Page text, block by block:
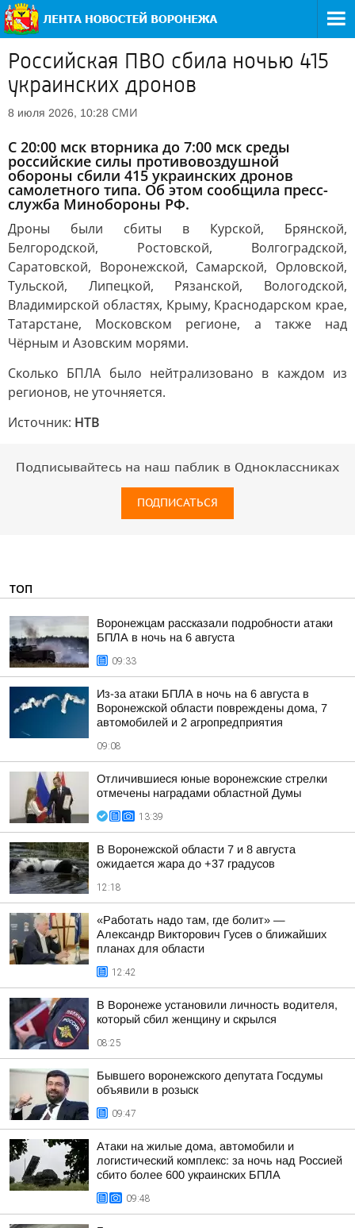
Российская ПВО сбила ночью 415
украинских дронов
8 июля 2026, 10:28 СМИ
С 20:00 мск вторника до 7:00 мск среды
российские силы противовоздушной
обороны сбили 415 украинских дронов
самолетного типа. Об этом сообщила пресс-
служба Минобороны РФ.
Дроны были сбиты в Курской, Брянской,
Белгородской, Ростовской, Волгоградской,
Саратовской, Воронежской, Самарской, Орловской,
Тульской, Липецкой, Рязанской, Вологодской,
Владимирской областях, Крыму, Краснодарском крае,
Татарстане, Московском регионе, а также над
Чёрным и Азовским морями.
Сколько БПЛА было нейтрализовано в каждом из
регионов, не уточняется.
Источник: НТВ
Подписывайтесь на наш паблик в Одноклассниках
ПОДПИСАТЬСЯ
ТОП
Воронежцам рассказали подробности атаки
БПЛА в ночь на 6 августа
09:33
Из-за атаки БПЛА в ночь на 6 августа в
Воронежской области повреждены дома, 7
автомобилей и 2 агропредприятия
09:08
Отличившиеся юные воронежские стрелки
отмечены наградами областной Думы
13:39
В Воронежской области 7 и 8 августа
ожидается жара до +37 градусов
12:18
«Работать надо там, где болит» —
Александр Викторович Гусев о ближайших
планах для области
12:42
В Воронеже установили личность водителя,
который сбил женщину и скрылся
08:25
Бывшего воронежского депутата Госдумы
объявили в розыск
09:47
Атаки на жилые дома, автомобили и
логистический комплекс: за ночь над Россией
сбито более 600 украинских БПЛА
09:48